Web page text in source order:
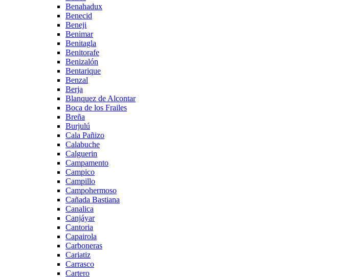
Benahadux
Benecid
Beneji
Benimar
Benitagla
Benitorafe
Benizalón
Bentarique
Benzal
Berja
Blanquez de Alcontar
Boca de los Frailes
Breña
Burjulú
Cala Pañizo
Calabuche
Calguerin
Campamento
Campico
Campillo
Campohermoso
Cañada Bastiana
Canalica
Canjáyar
Cantoria
Capairola
Carboneras
Cariatiz
Carrasco
Cartero